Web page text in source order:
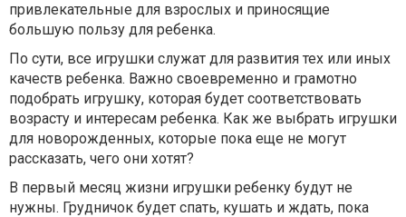
привлекательные для взрослых и приносящие
большую пользу для ребенка.
По сути, все игрушки служат для развития тех или иных
качеств ребенка. Важно своевременно и грамотно
подобрать игрушку, которая будет соответствовать
возрасту и интересам ребенка. Как же выбрать игрушки
для новорожденных, которые пока еще не могут
рассказать, чего они хотят?
В первый месяц жизни игрушки ребенку будут не
нужны. Грудничок будет спать, кушать и ждать, пока